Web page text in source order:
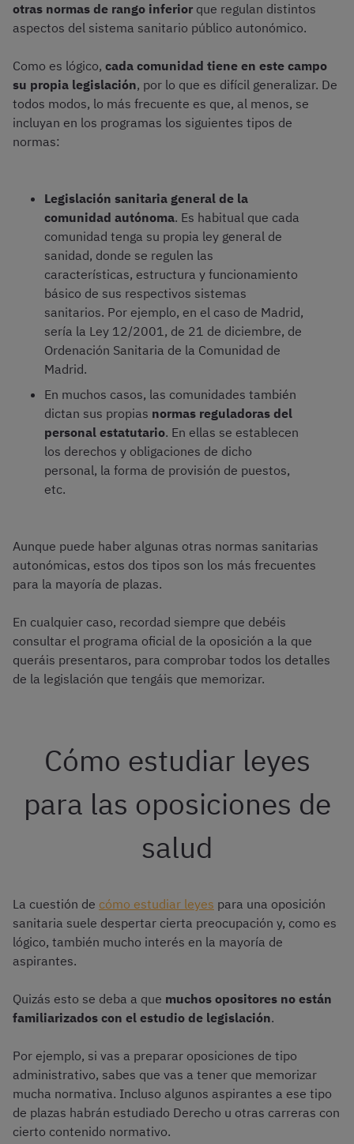
otras normas de rango inferior que regulan distintos
aspectos del sistema sanitario público autonómico.
Como es lógico, cada comunidad tiene en este campo
su propia legislación, por lo que es difícil generalizar. De
todos modos, lo más frecuente es que, al menos, se
incluyan en los programas los siguientes tipos de
normas:
Legislación sanitaria general de la
comunidad autónoma. Es habitual que cada
comunidad tenga su propia ley general de
sanidad, donde se regulen las
características, estructura y funcionamiento
básico de sus respectivos sistemas
sanitarios. Por ejemplo, en el caso de Madrid,
sería la Ley 12/2001, de 21 de diciembre, de
Ordenación Sanitaria de la Comunidad de
Madrid.
En muchos casos, las comunidades también
dictan sus propias normas reguladoras del
personal estatutario. En ellas se establecen
los derechos y obligaciones de dicho
personal, la forma de provisión de puestos,
etc.
Aunque puede haber algunas otras normas sanitarias
autonómicas, estos dos tipos son los más frecuentes
para la mayoría de plazas.
En cualquier caso, recordad siempre que debéis
consultar el programa oficial de la oposición a la que
queráis presentaros, para comprobar todos los detalles
de la legislación que tengáis que memorizar.
Cómo estudiar leyes
para las oposiciones de
salud
La cuestión de cómo estudiar leyes para una oposición
sanitaria suele despertar cierta preocupación y, como es
lógico, también mucho interés en la mayoría de
aspirantes.
Quizás esto se deba a que muchos opositores no están
familiarizados con el estudio de legislación.
Por ejemplo, si vas a preparar oposiciones de tipo
administrativo, sabes que vas a tener que memorizar
mucha normativa. Incluso algunos aspirantes a ese tipo
de plazas habrán estudiado Derecho u otras carreras con
cierto contenido normativo.